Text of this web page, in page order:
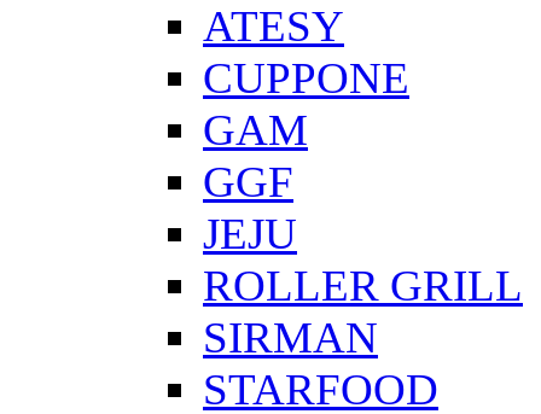
ATESY
CUPPONE
GAM
GGF
JEJU
ROLLER GRILL
SIRMAN
STARFOOD